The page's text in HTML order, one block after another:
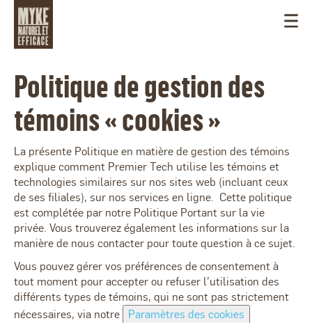
CANADA
Politique de gestion des
témoins « cookies »
La présente Politique en matière de gestion des témoins
explique comment Premier Tech utilise les témoins et
technologies similaires sur nos sites web (incluant ceux
de ses filiales), sur nos services en ligne. Cette politique
est complétée par notre Politique Portant sur la vie
privée. Vous trouverez également les informations sur la
manière de nous contacter pour toute question à ce sujet.
Vous pouvez gérer vos préférences de consentement à
tout moment pour accepter ou refuser l’utilisation des
différents types de témoins, qui ne sont pas strictement
nécessaires, via notre
Paramètres des cookies